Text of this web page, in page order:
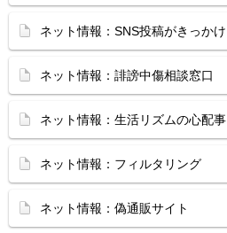
ネット情報：SNS投稿がきっかけ
ネット情報：誹謗中傷相談窓口
ネット情報：生活リズムの心配事
ネット情報：フィルタリング
ネット情報：偽通販サイト